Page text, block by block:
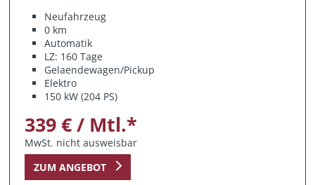
Neufahrzeug
0 km
Automatik
LZ: 160 Tage
Gelaendewagen/Pickup
Elektro
150 kW (204 PS)
339 € / Mtl.*
MwSt. nicht ausweisbar
ZUM ANGEBOT